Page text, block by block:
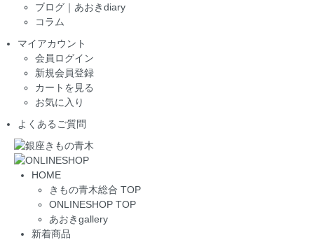
ブログ｜あおきdiary
コラム
マイアカウント
会員ログイン
新規会員登録
カートを見る
お気に入り
よくあるご質問
HOME
きもの青木総合 TOP
ONLINESHOP TOP
あおきgallery
新着商品